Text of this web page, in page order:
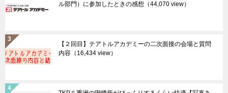
ル部門）に参加したときの感想 （44,070 view）
【２回目】テアトルアカデミーの二次面接の会場と質問
内容 （16,434 view）